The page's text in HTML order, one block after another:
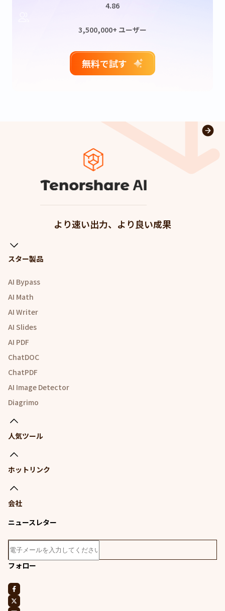
4.86
3,500,000+ ユーザー
無料で試す
より速い出力、より良い成果
スター製品
AI Bypass
AI Math
AI Writer
AI Slides
AI PDF
ChatDOC
ChatPDF
AI Image Detector
Diagrimo
人気ツール
ホットリンク
会社
ニュースレター
フォロー